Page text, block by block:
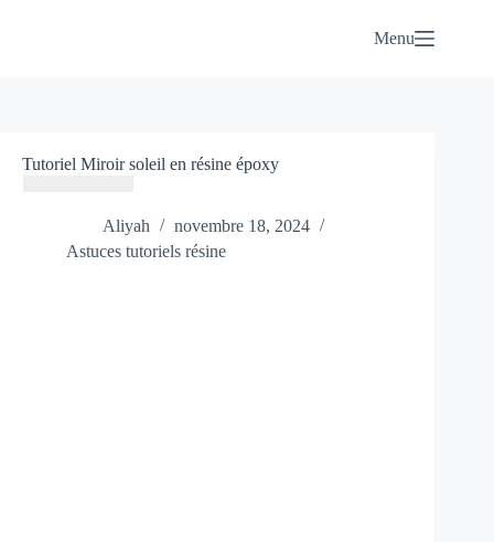
Menu
Tutoriel Miroir soleil en résine époxy
Aliyah
novembre 18, 2024
Astuces tutoriels résine